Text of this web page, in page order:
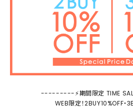
---------⚡期間限定 TIME
WEB限定！2BUY10%OFF・